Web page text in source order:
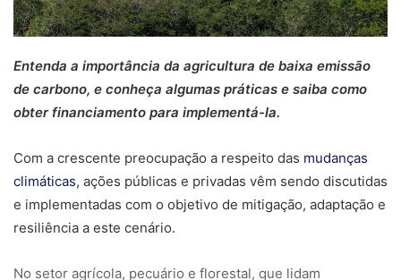
Entenda a importância da agricultura de baixa emissão
de carbono, e conheça algumas práticas e saiba como
obter financiamento para implementá-la.
Com a crescente preocupação a respeito das mudanças
climáticas, ações públicas e privadas vêm sendo discutidas
e implementadas com o objetivo de mitigação, adaptação e
resiliência a este cenário.
No setor agrícola, pecuário e florestal, que lidam